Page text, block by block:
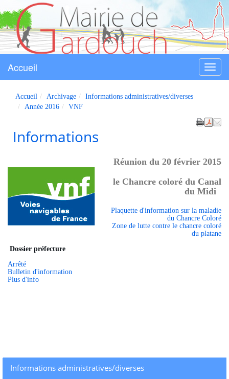
Gardouch Menu
Accueil
Accueil Archivage
Informations administratives/diverses
Année 2016
VNF
Informations
Réunion du 20 février 2015
le Chancre coloré du Canal
du Midi
Plaquette d'information sur la maladie
du Chancre Coloré
Zone de lutte contre le chancre coloré
du platane
Dossier préfecture
Arrêté
Bulletin d'information
Plus d'info
Informations administratives/diverses